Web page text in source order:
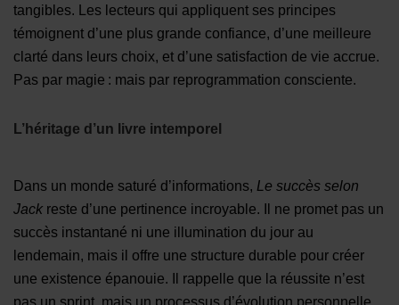
tangibles. Les lecteurs qui appliquent ses principes
témoignent d’une plus grande confiance, d’une meilleure
clarté dans leurs choix, et d’une satisfaction de vie accrue.
Pas par magie : mais par reprogrammation consciente.
L’héritage d’un livre intemporel
Dans un monde saturé d’informations, Le succès selon
Jack reste d’une pertinence incroyable. Il ne promet pas un
succès instantané ni une illumination du jour au
lendemain, mais il offre une structure durable pour créer
une existence épanouie. Il rappelle que la réussite n’est